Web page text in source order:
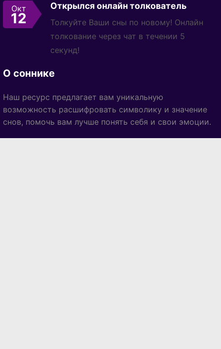
Окт
12
Открылся онлайн толкователь
Толкуйте Ваши сны по новому! Онлайн
толкование через чат в течении 5
секунд!
О соннике
Наш ресурс предлагает вам уникальную
возможность расшифровать символику и значение
снов, помочь вам лучше понять себя и свои эмоции.